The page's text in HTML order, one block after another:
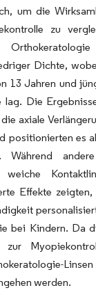
um die
zu
Dichte,
13 Jahren und
Die
axiale
positionierten es
Während
weiche
Effekte
bei Kindern. Da
zur
werden.